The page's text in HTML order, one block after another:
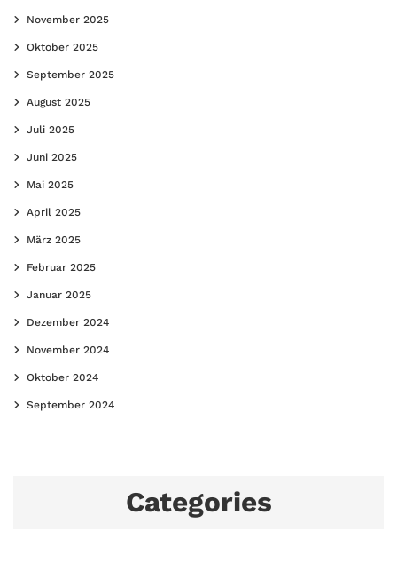
November 2025
Oktober 2025
September 2025
August 2025
Juli 2025
Juni 2025
Mai 2025
April 2025
März 2025
Februar 2025
Januar 2025
Dezember 2024
November 2024
Oktober 2024
September 2024
Categories